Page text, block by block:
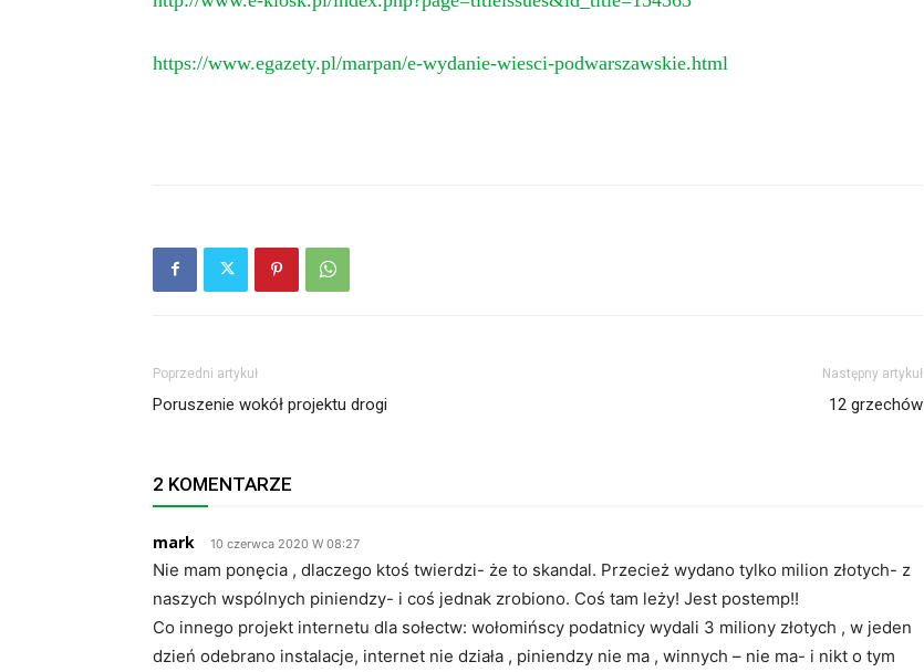
https://www.egazety.pl/marpan/e-wydanie-wiesci-podwarszawskie.html
Poprzedni artykuł
Poruszenie wokół projektu drogi
Następny artykuł
12 grzechów
2 KOMENTARZE
mark 10 czerwca 2020 W 08:27
Nie mam ponęcia , dlaczego ktoś twierdzi- że to skandal. Przecież wydano tylko milion złotych- z
naszych wspólnych piniendzy- i coś jednak zrobiono. Coś tam leży! Jest postemp!!
Co innego projekt internetu dla sołectw: wołomińscy podatnicy wydali 3 miliony złotych , w jeden
dzień odebrano instalacje, internet nie działa , piniendzy nie ma , winnych – nie ma- i nikt o tym